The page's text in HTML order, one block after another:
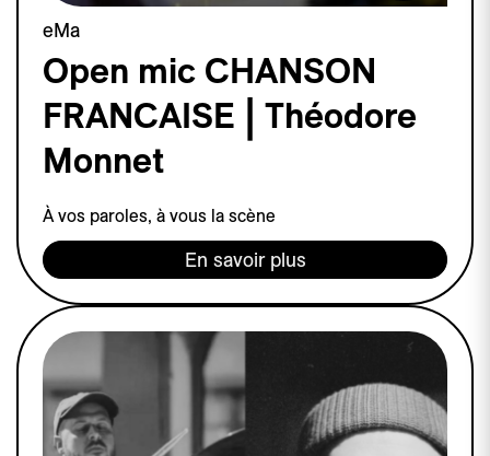
eMa
Open mic CHANSON
FRANCAISE | Théodore
Monnet
À vos paroles, à vous la scène
En savoir plus